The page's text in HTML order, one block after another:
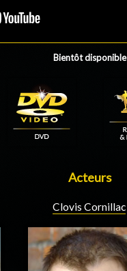
Bientôt disponible
Acteurs
Clovis Cornillac